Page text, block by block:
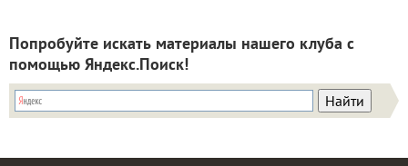
Попробуйте искать материалы нашего клуба с
помощью Яндекс.Поиск!